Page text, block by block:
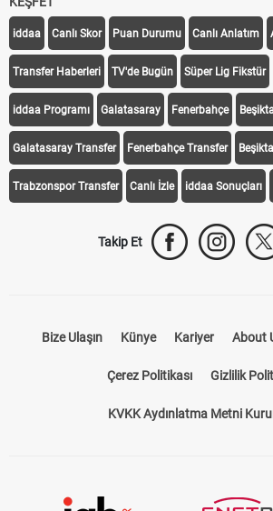
iddaa Canlı Skor Puan Durumu Canlı Anlatım
Transfer Haberleri TV'de Bugün Süper Lig Fikstür
iddaa Programı Galatasaray Fenerbahçe
Galatasaray Transfer Fenerbahçe Transfer
Trabzonspor Transfer Canlı İzle iddaa Sonuçları
Takip Et
Bize Ulaşın Künye Kariyer About
Çerez Politikası Gizlilik
KVKK Aydınlatma Metni